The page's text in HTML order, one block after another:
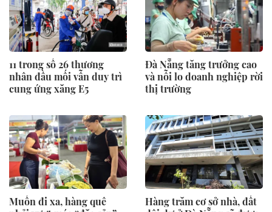
11 trong số 26 thương
nhân đầu mối vẫn duy trì
cung ứng xăng E5
Đà Nẵng tăng trưởng cao
và nỗi lo doanh nghiệp rời
thị trường
Muốn đi xa, hàng quê
Hàng trăm cơ sở nhà, đất